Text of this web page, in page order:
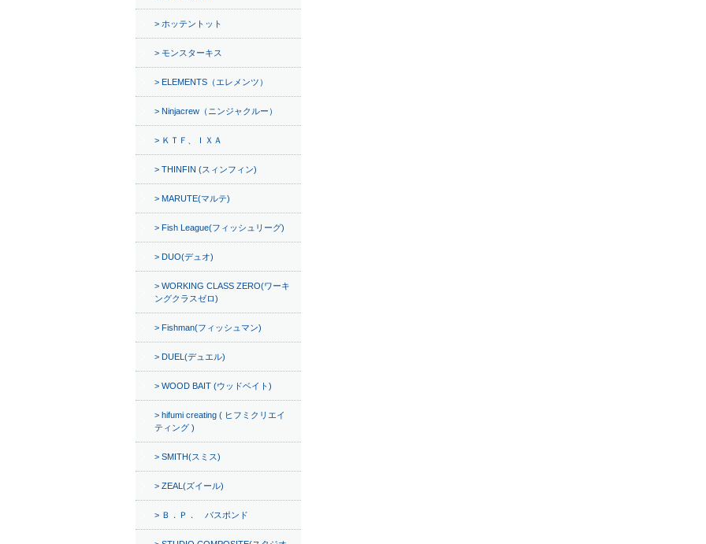
ホッテントット
モンスターキス
ELEMENTS（エレメンツ）
Ninjacrew（ニンジャクルー）
ＫＴＦ、ＩＸＡ
THINFIN (スィンフィン)
MARUTE(マルテ)
Fish League(フィッシュリーグ)
DUO(デュオ)
WORKING CLASS ZERO(ワーキ
ングクラスゼロ)
Fishman(フィッシュマン)
DUEL(デュエル)
WOOD BAIT (ウッドベイト)
hifumi creating ( ヒフミクリエイ
ティング )
SMITH(スミス)
ZEAL(ズイール)
Ｂ．Ｐ． バスポンド